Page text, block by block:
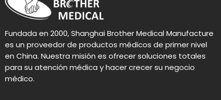
Fundada en 2000, Shanghai Brother Medical Manufacture
es un proveedor de productos médicos de primer nivel
en China. Nuestra misión es ofrecer soluciones totales
para su atención médica y hacer crecer su negocio
médico.